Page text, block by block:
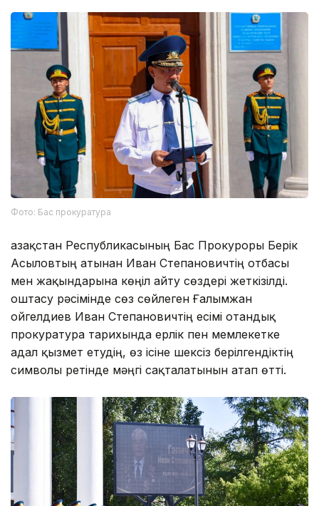
Фото: Бас прокуратура
Қазақстан Республикасының Бас Прокуроры Берік
Асыловтың атынан Иван Степановичтің отбасы
мен жақындарына көңіл айту сөздері жеткізілді.
Қоштасу рәсімінде сөз сөйлеген Ғалымжан
Қойгелдиев Иван Степановичтің есімі отандық
прокуратура тарихында ерлік пен мемлекетке
адал қызмет етудің, өз ісіне шексіз берілгендіктің
символы ретінде мәңгі сақталатынын атап өтті.